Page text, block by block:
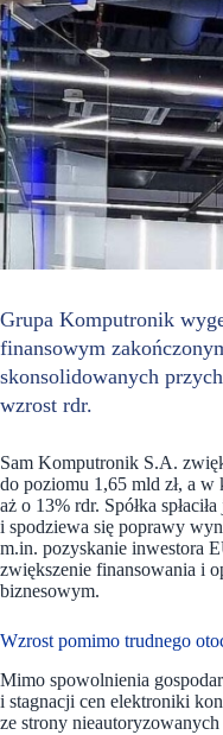
Grupa Komputronik
finansowym
skonsolidowanych
wzrost rdr.
Sam Komputronik S.A.
do poziomu 1,65 mld zł, a
aż o 13% rdr. Spółka
i spodziewa się poprawy
m.in. pozyskanie inwestora
zwiększenie finansowania i
biznesowym.
Wzrost pomimo trudnego
Mimo spowolnienia
i stagnacji cen elektroniki
ze strony